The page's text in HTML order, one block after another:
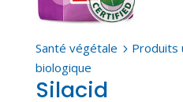
Santé végétale 5 Produits
biologique
Silacid